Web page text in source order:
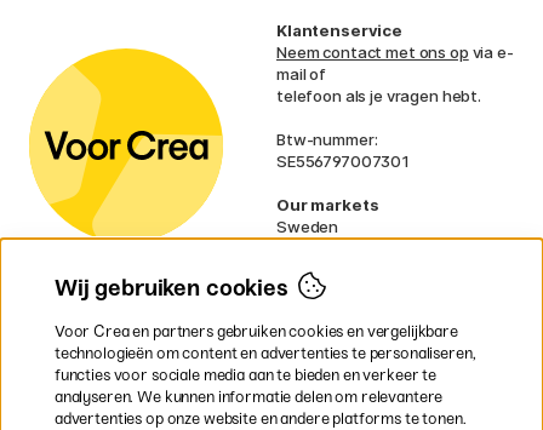
Klantenservice
Neem contact met ons op via e-
mail of
telefoon als je vragen hebt.
Btw-nummer:
SE556797007301
Our markets
Sweden
Denmark
Finland
Ireland
Germany
UK
EU
Wij gebruiken cookies
Voor Crea en partners gebruiken cookies en vergelijkbare
technologieën om content en advertenties te personaliseren,
functies voor sociale media aan te bieden en verkeer te
analyseren. We kunnen informatie delen om relevantere
advertenties op onze website en andere platforms te tonen.